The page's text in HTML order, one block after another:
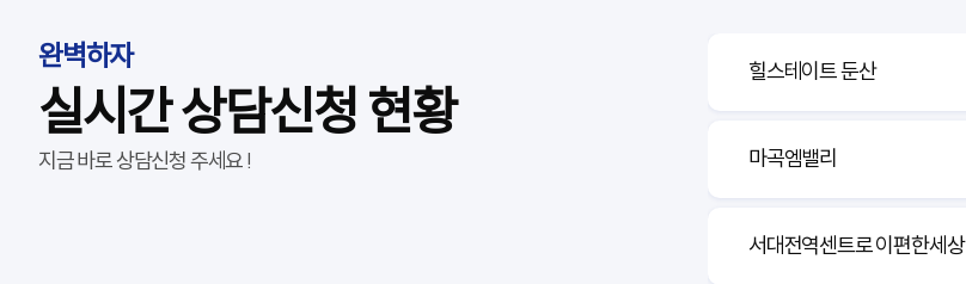
완벽하자
실시간 상담신청 현황
지금 바로 상담신청 주세요 !
서대전역센트로 이편한세상
논산푸르지오더퍼스트
논산푸르지오더퍼스트